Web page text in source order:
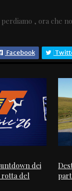
, ora che
Facebook
dei
del